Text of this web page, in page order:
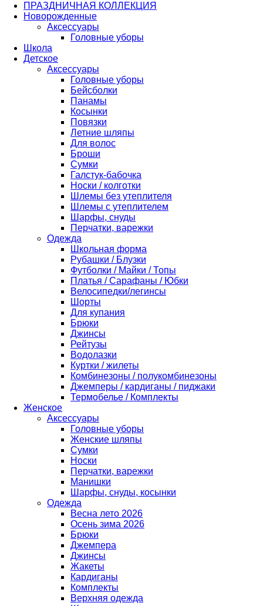
ПРАЗДНИЧНАЯ КОЛЛЕКЦИЯ
Новорожденные
Аксессуары
Головные уборы
Школа
Детское
Аксессуары
Головные уборы
Бейсболки
Панамы
Косынки
Повязки
Летние шляпы
Для волос
Броши
Сумки
Галстук-бабочка
Носки / колготки
Шлемы без утеплителя
Шлемы с утеплителем
Шарфы, снуды
Перчатки, варежки
Одежда
Школьная форма
Рубашки / Блузки
Футболки / Майки / Топы
Платья / Сарафаны / Юбки
Велосипедки/легинсы
Шорты
Для купания
Брюки
Джинсы
Рейтузы
Водолазки
Куртки / жилеты
Комбинезоны / полукомбинезоны
Джемперы / кардиганы / пиджаки
Термобелье / Комплекты
Женское
Аксессуары
Головные уборы
Женские шляпы
Сумки
Носки
Перчатки, варежки
Манишки
Шарфы, снуды, косынки
Одежда
Весна лето 2026
Осень зима 2026
Брюки
Джемпера
Джинсы
Жакеты
Кардиганы
Комплекты
Верхняя одежда